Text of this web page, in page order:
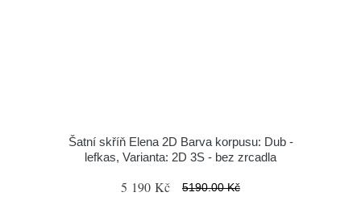
Šatní skříň Elena 2D Barva korpusu: Dub -
lefkas, Varianta: 2D 3S - bez zrcadla
5 190 Kč 5190.00 Kč